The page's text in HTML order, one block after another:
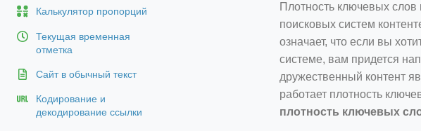
Калькулятор пропорций
Текущая временная
отметка
Сайт в обычный текст
Кодирование и
декодирование ссылки
Плотность ключевых
поисковых систем
означает, что если вы
системе, вам придется
дружественный контент
работает плотность
плотность ключевых